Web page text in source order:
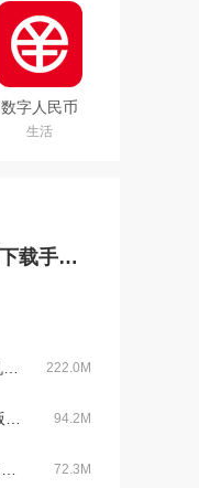
数字人民币
试点版官方
app安卓版
生活
谷歌地图app下载手机版中文版2026最新版v26.28.03手机版
222.0M
94.2M
72.3M